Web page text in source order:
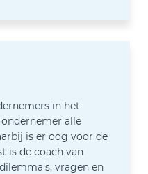
in het
alle
is er oog voor de
is de coach van
vragen en